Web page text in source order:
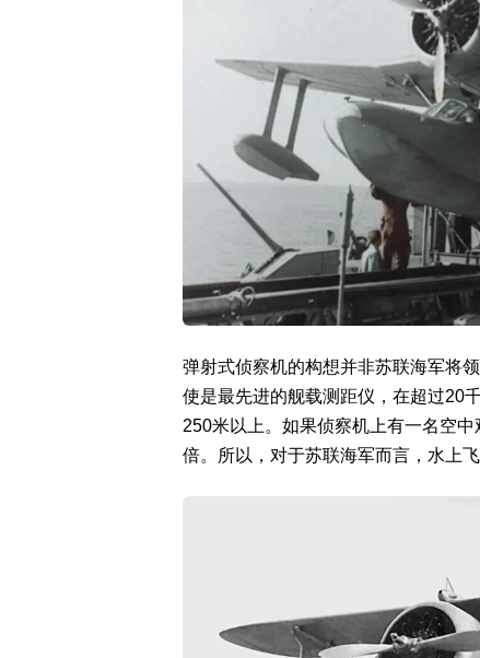
弹射式侦察机的构想并非苏联海军将
使是最先进的舰载测距仪，在超过20
250米以上。如果侦察机上有一名空
倍。所以，对于苏联海军而言，水上